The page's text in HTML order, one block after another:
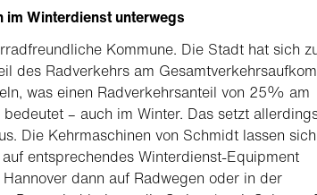
im Winterdienst unterwegs
Kommune. Die Stadt hat sich
des Radverkehrs am
was einen Radverkehrsanteil von 25% am
– auch im Winter. Das setzt
Die Kehrmaschinen von Schmidt lassen sich
entsprechendes Winterdienst-Equipment
dann auf Radwegen oder in der